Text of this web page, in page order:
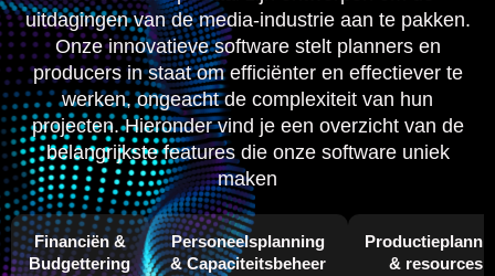
uitdagingen van de media-industrie aan te pakken.
Onze innovatieve software stelt planners en
producers in staat om efficiënter en effectiever te
werken, ongeacht de complexiteit van hun
projecten. Hieronder vind je een overzicht van de
belangrijkste features die onze software uniek
maken
Financiën &
Budgettering
Personeelsplanning
& Capaciteitsbeheer
& resources